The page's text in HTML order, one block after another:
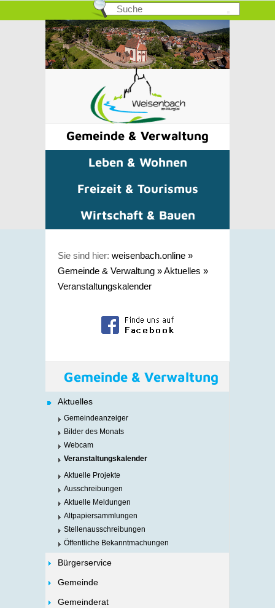
Gemeinde & Verwaltung
Leben & Wohnen
Freizeit & Tourismus
Wirtschaft & Bauen
Sie sind hier: weisenbach.online »
Gemeinde & Verwaltung »Aktuelles »
Veranstaltungskalender
Gemeinde & Verwaltung
Aktuelles
Gemeindeanzeiger
Bilder des Monats
Webcam
Veranstaltungskalender
Aktuelle Projekte
Ausschreibungen
Aktuelle Meldungen
Altpapiersammlungen
Stellenausschreibungen
Öffentliche Bekanntmachungen
Bürgerservice
Gemeinde
Gemeinderat